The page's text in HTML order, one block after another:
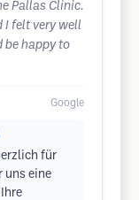
Pallas Clinic.
I felt very well
be happy to
Google
für
uns eine